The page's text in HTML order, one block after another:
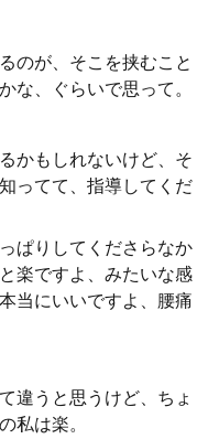
のが、そこを挟むこと
な、ぐらいで思って。
かもしれないけど、そ
ってて、指導してくだ
ぱりしてくださらなか
楽ですよ、みたいな感
当にいいですよ、腰痛
違うと思うけど、ちょ
私は楽。